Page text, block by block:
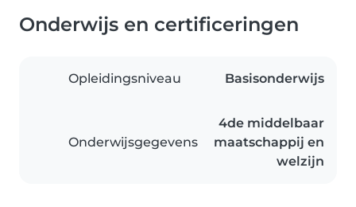
Onderwijs en certificeringen
Opleidingsniveau Basisonderwijs
Onderwijsgegevens
4de middelbaar
maatschappij en
welzijn